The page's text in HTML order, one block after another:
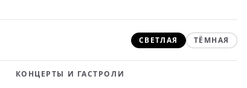
СВЕТЛАЯ ТЁМНАЯ
КОНЦЕРТЫ И ГАСТРОЛИ